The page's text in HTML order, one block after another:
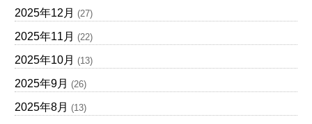
2025年12月 (27)
2025年11月 (22)
2025年10月 (13)
2025年9月 (26)
2025年8月 (13)